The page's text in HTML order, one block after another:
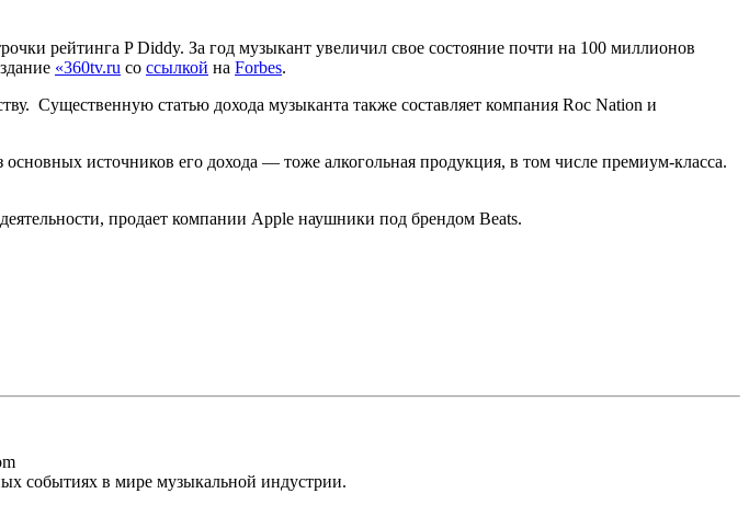
рейтинга P Diddy. За год музыкант увеличил свое состояние почти на 100 миллионов
«360tv.ru со ссылкой на Forbes.
Существенную статью дохода музыканта также составляет компания Roc Nation и
источников его дохода — тоже алкогольная продукция, в том числе премиум-класса.
продает компании Apple наушники под брендом Beats.
событиях в мире музыкальной индустрии.